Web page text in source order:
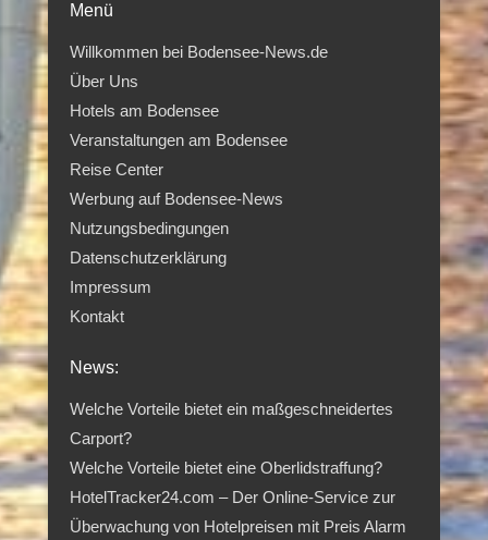
Menü
Willkommen bei Bodensee-News.de
Über Uns
Hotels am Bodensee
Veranstaltungen am Bodensee
Reise Center
Werbung auf Bodensee-News
Nutzungsbedingungen
Datenschutzerklärung
Impressum
Kontakt
News:
Welche Vorteile bietet ein maßgeschneidertes
Carport?
Welche Vorteile bietet eine Oberlidstraffung?
HotelTracker24.com – Der Online-Service zur
Überwachung von Hotelpreisen mit Preis Alarm